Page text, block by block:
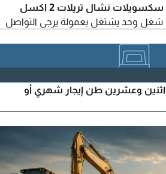
لدينا معدات ثقيله للإيجار سكسويلات نشال تريلات 2 اكسل
وحد يشتغل بعمولة يرجى التواصل
للإيجار حفارات موديل 26 اثنين وعشرين طن إيجار شهري أو